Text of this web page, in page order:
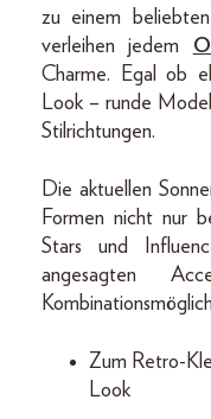
zu einem
verleihen jedem
Charme. Egal ob
Look – runde
Stilrichtungen.
Die aktuellen
Formen nicht nur
Stars und
angesagten
Zum Retro-
Look